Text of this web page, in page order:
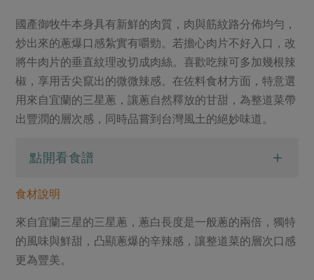
國產御牧牛本身具有新鮮的肉質，肉與筋紋路分佈均勻，
炒出來的蔥爆口感紮實有嚼勁。若擔心肉片不好入口，改
將牛肉片的垂直紋理改切成肉絲。喜歡吃辣可多加幾根辣
椒，享用舌尖竄出的微微辣感。在佐料食材方面，特意選
用來自宜蘭的三星蔥，讓蔥自然釋放的甘甜，為整道菜帶
出豐潤的層次感，同時品嘗到台灣風土的絕妙味道。
點開看食譜
食材說明
來自宜蘭三星的三星蔥，蔥白長度是一般蔥的兩倍，獨特
的風味與鮮甜，凸顯蔥爆的辛辣感，讓整道菜的層次口感
更為豐美。